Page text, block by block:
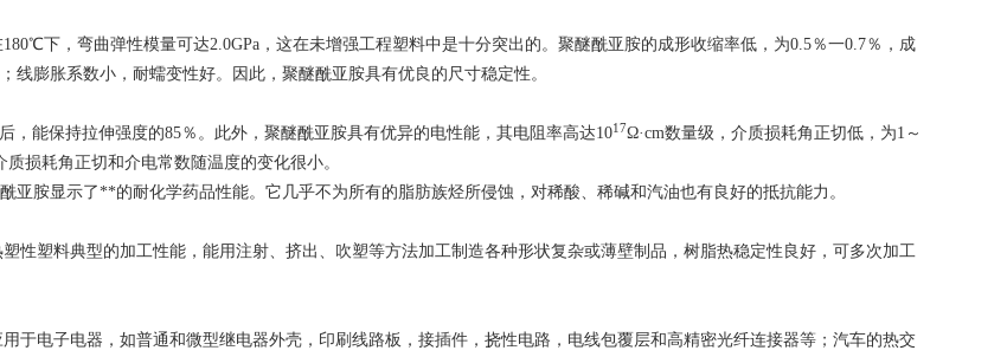
下，弯曲弹性模量可达2.0GPa，这在未增强工程塑料中是十分突出的。聚醚酰亚胺的成形收缩率低，为0.5％一0.7％，成
线膨胀系数小，耐蠕变性好。因此，聚醚酰亚胺具有优良的尺寸稳定性。
，能保持拉伸强度的85％。此外，聚醚酰亚胺具有优异的电性能，其电阻率高达1017Ω·cm数量级，介质损耗角正切低，为1～
损耗角正切和介电常数随温度的变化很小。
亚胺显示了**的耐化学药品性能。它几乎不为所有的脂肪族烃所侵蚀，对稀酸、稀碱和汽油也有良好的抵抗能力。
性塑料典型的加工性能，能用注射、挤出、吹塑等方法加工制造各种形状复杂或薄壁制品，树脂热稳定性良好，可多次加工
于电子电器，如普通和微型继电器外壳，印刷线路板，接插件，挠性电路，电线包覆层和高精密光纤连接器等；汽车的热交